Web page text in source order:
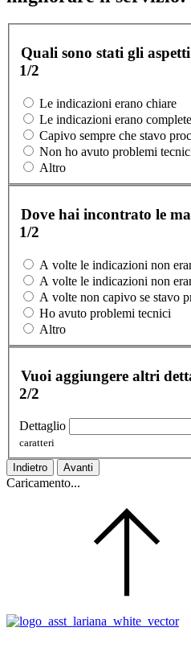
Quali sono stati gli
1/2
Le indicazioni erano chiare
Le indicazioni erano complete
Capivo sempre che stavo
Non ho avuto problemi
Altro
Dove hai incontrato le
1/2
A volte le indicazioni non
A volte le indicazioni non
A volte non capivo se stavo
Ho avuto problemi tecnici
Altro
Vuoi aggiungere altri
2/2
Dettaglio
caratteri
Indietro Avanti
Caricamento...